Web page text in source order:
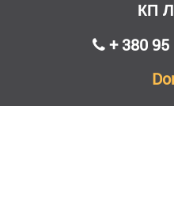
КП
+ 380 95